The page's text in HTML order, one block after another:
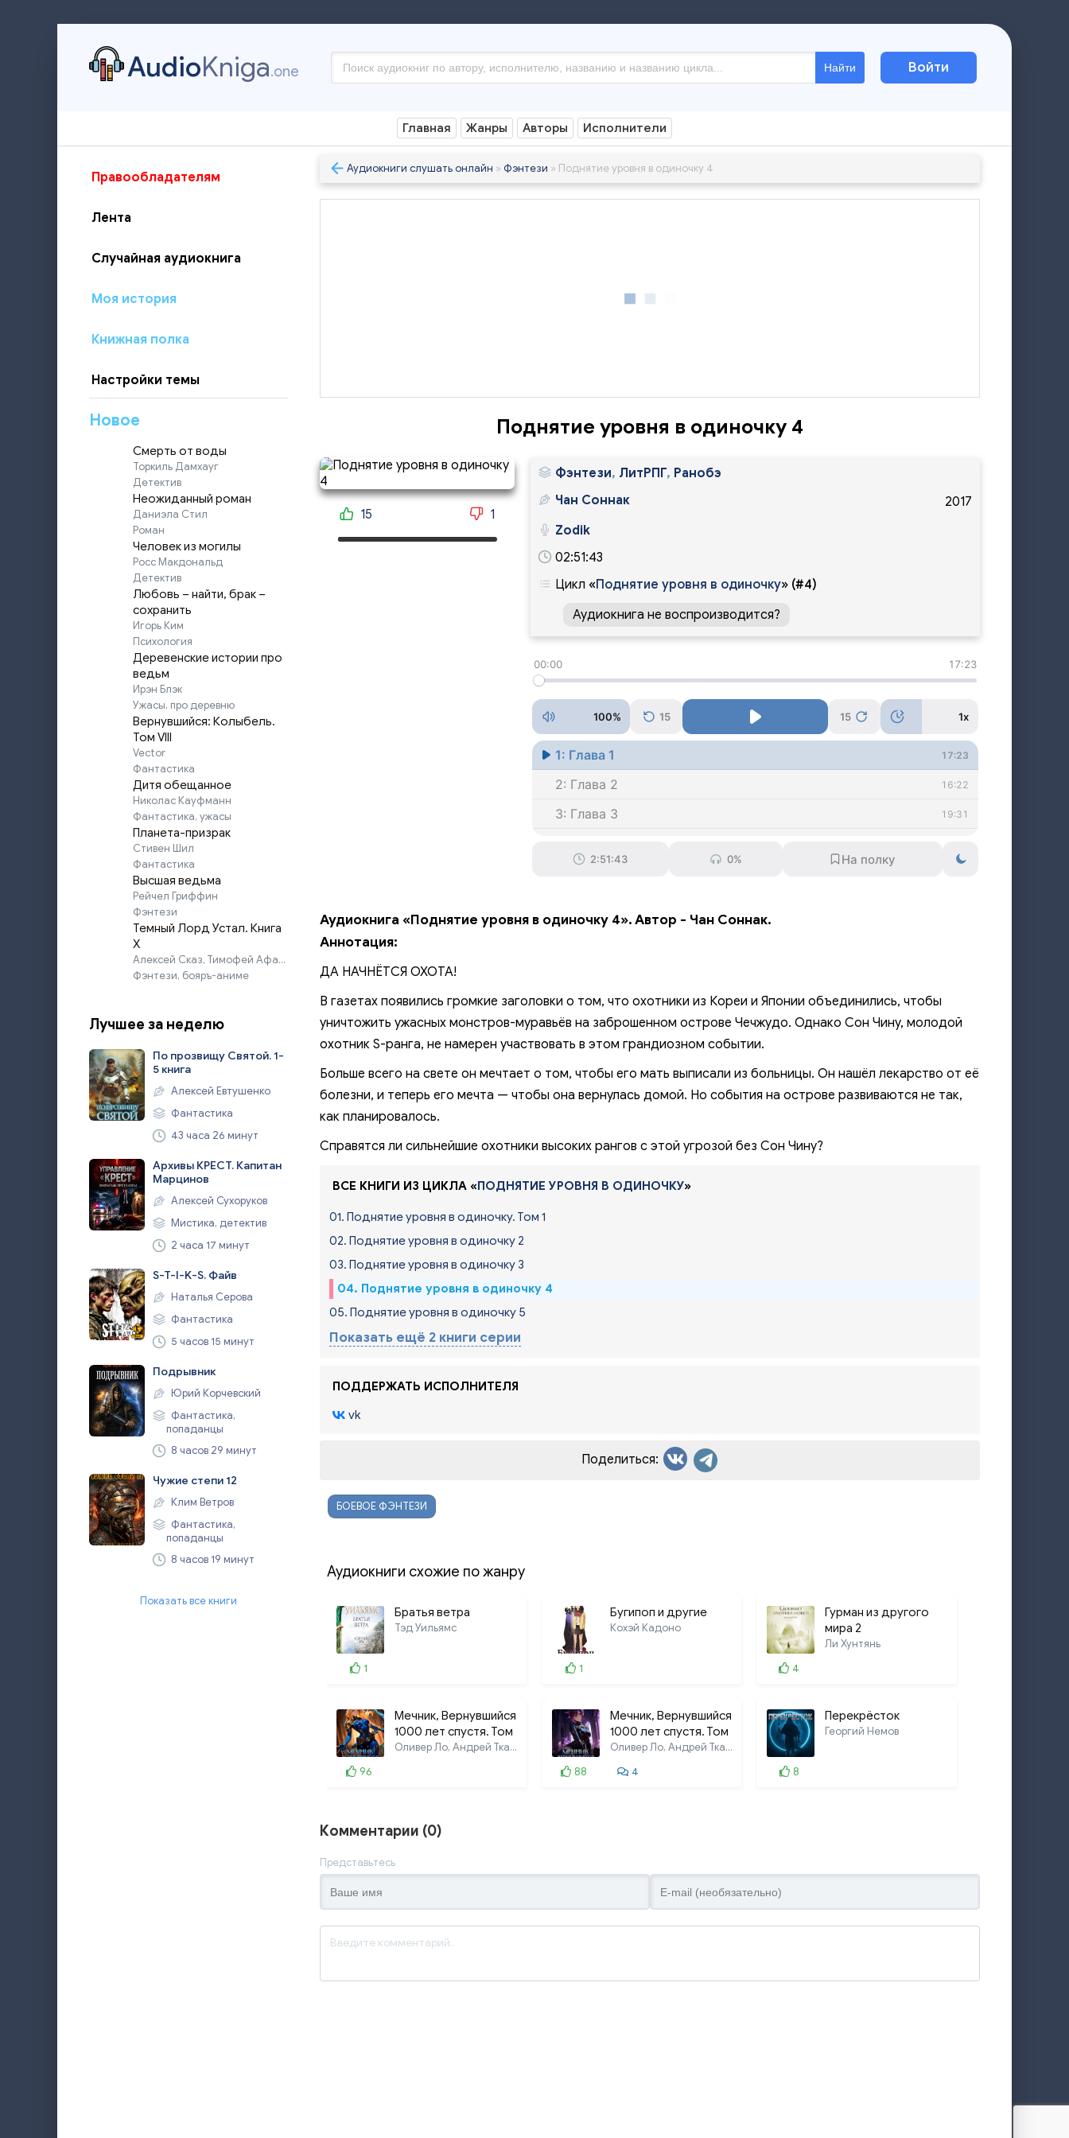
AudioKniga.one Найти Войти
Главная Жанры Авторы Исполнители
Правообладателям
Лента
Случайная аудиокнига
Моя история
Книжная полка
Настройки темы
Новое
Смерть от воды
Торкиль Дамхауг
Детектив
Неожиданный роман
Даниэла Стил
Роман
Человек из могилы
Росс Макдональд
Детектив
Любовь – найти, брак –
сохранить
Игорь Ким
Психология
Деревенские истории про
ведьм
Ирэн Блэк
Ужасы, про деревню
Вернувшийся: Колыбель.
Том VIII
Vector
Фантастика
Дитя обещанное
Николас Кауфманн
Фантастика, ужасы
Планета-призрак
Стивен Шил
Фантастика
Высшая ведьма
Рейчел Гриффин
Фэнтези
Темный Лорд Устал. Книга
X
Алексей Сказ, Тимофей Афаэль
Фэнтези, бояръ-аниме
Лучшее за неделю
По прозвищу Святой. 1-
5 книга
Алексей Евтушенко
Фантастика
43 часа 26 минут
Архивы КРЕСТ. Капитан
Марцинов
Алексей Сухоруков
Мистика, детектив
2 часа 17 минут
S-T-I-K-S. Файв
Наталья Серова
Фантастика
5 часов 15 минут
Подрывник
Юрий Корчевский
Фантастика,
попаданцы
8 часов 29 минут
Чужие степи 12
Клим Ветров
Фантастика,
попаданцы
8 часов 19 минут
Показать все книги
Аудиокниги слушать онлайн » Фэнтези » Поднятие уровня в одиночку 4
Поднятие уровня в одиночку 4
15 1
Фэнтези, ЛитРПГ, Ранобэ
2017
Чан Соннак
Zodik
02:51:43
Цикл «Поднятие уровня в одиночку» (#4)
Аудиокнига не воспроизводится?
00:00 17:23
100% 15 15 1x
1: Глава 1 17:23
2: Глава 2 16:22
3: Глава 3 19:31
7: Глава 7
10: Глава 10 14:49
2:51:43 0%
Аудиокнига «Поднятие уровня в одиночку 4». Автор - Чан Соннак.
Аннотация:
ДА НАЧНЁТСЯ ОХОТА!
В газетах появились громкие заголовки о том, что охотники из Кореи и Японии объединились, чтобы
уничтожить ужасных монстров-муравьёв на заброшенном острове Чечжудо. Однако Сон Чину, молодой
охотник S-ранга, не намерен участвовать в этом грандиозном событии.
Больше всего на свете он мечтает о том, чтобы его мать выписали из больницы. Он нашёл лекарство от её
болезни, и теперь его мечта — чтобы она вернулась домой. Но события на острове развиваются не так,
как планировалось.
Справятся ли сильнейшие охотники высоких рангов с этой угрозой без Сон Чину?
ВСЕ КНИГИ ИЗ ЦИКЛА «ПОДНЯТИЕ УРОВНЯ В ОДИНОЧКУ»
01. Поднятие уровня в одиночку. Том 1
02. Поднятие уровня в одиночку 2
03. Поднятие уровня в одиночку 3
04. Поднятие уровня в одиночку 4
05. Поднятие уровня в одиночку 5
Показать ещё 2 книги серии
ПОДДЕРЖАТЬ ИСПОЛНИТЕЛЯ
vk
Поделиться:
БОЕВОЕ ФЭНТЕЗИ
Аудиокниги схожие по жанру
Братья ветра
Тэд Уильямс
1
Бугипоп и другие
Кохэй Кадоно
1
Гурман из другого
мира 2
Ли Хунтянь
4
Мечник, Вернувшийся
1000 лет спустя. Том
7
Оливер Ло, Андрей Ткачёв
96
Мечник, Вернувшийся
1000 лет спустя. Том
6
Оливер Ло, Андрей Ткачёв
88
4
Перекрёсток
Георгий Немов
8
Комментарии (0)
Представьтесь